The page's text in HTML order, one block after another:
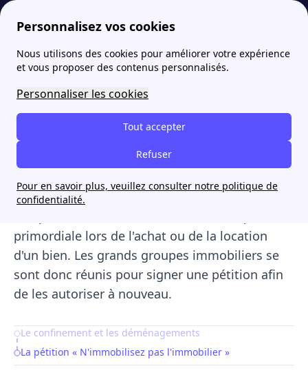
Personnalisez vos cookies
Nous utilisons des cookies pour améliorer votre expérience
et vous proposer des contenus personnalisés.
Personnaliser les cookies
Tout accepter
Refuser
Pour en savoir plus, veuillez consulter notre politique de
confidentialité.
papernest Actualités Une pétition signée par les plus grands groupes immobiliers
Une pétition signée par les
plus grands groupes
immobiliers
Depuis le début du reconfinement, les visites
physiques de biens immobiliers sont interdites
primordiale lors de l'achat ou de la location
d'un bien. Les grands groupes immobiliers se
sont donc réunis pour signer une pétition afin
de les autoriser à nouveau.
Table of Contents
Le confinement et les déménagements
La pétition « N'immobilisez pas l'immobilier »